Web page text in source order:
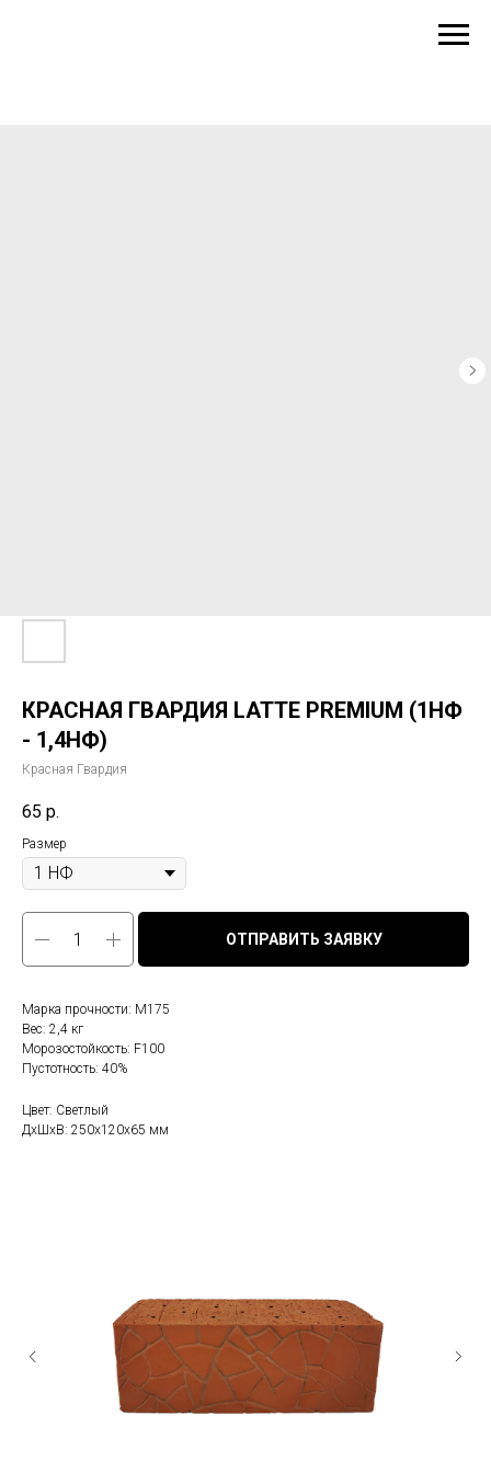
КРАСНАЯ ГВАРДИЯ LATTE PREMIUM (1НФ
- 1,4НФ)
Красная Гвардия
65 р.
Размер
ОТПРАВИТЬ ЗАЯВКУ
Марка прочности: М175
Вес: 2,4 кг
Морозостойкость: F100
Пустотность: 40%
Цвет: Светлый
ДxШxВ: 250x120x65 мм